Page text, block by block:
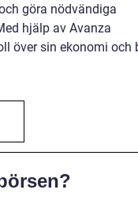
göra nödvändiga
hjälp av Avanza
över sin ekonomi och